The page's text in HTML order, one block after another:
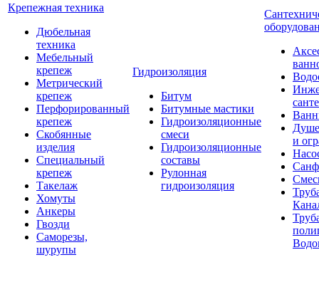
Крепежная техника
Дюбельная
техника
Мебельный
крепеж
Метрический
крепеж
Перфорированный
крепеж
Скобянные
изделия
Специальный
крепеж
Такелаж
Хомуты
Анкеры
Гвозди
Саморезы,
шурупы
Гидроизоляция
Битум
Битумные мастики
Гидроизоляционные
смеси
Гидроизоляционные
составы
Рулонная
гидроизоляция
и